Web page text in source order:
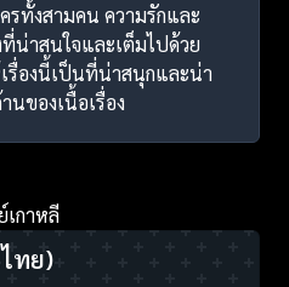
ทั้งสามคน ความรักและ
น่าสนใจและเต็มไปด้วย
รื่องนี้เป็นที่น่าสนุกและน่า
นของเนื้อเรื่อง
เกาหลี
ทย)